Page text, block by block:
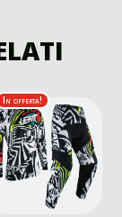
In offerta!